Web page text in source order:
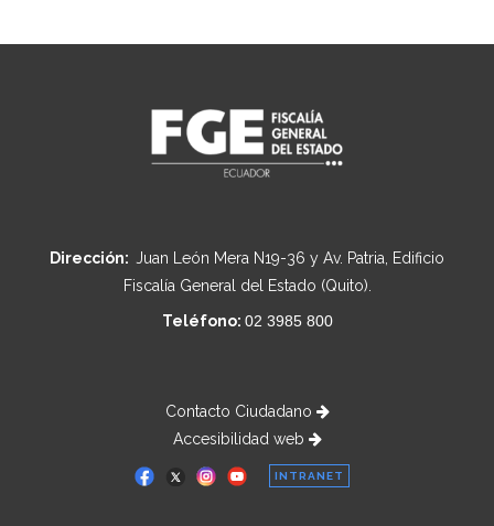
Dirección: Juan León Mera N19-36 y Av. Patria, Edificio
Fiscalía General del Estado (Quito).
Teléfono: 02 3985 800
Contacto Ciudadano
Accesibilidad web
INTRANET